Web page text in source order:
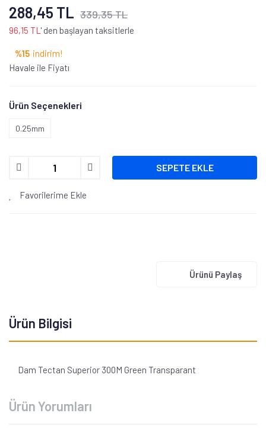
288,45 TL 339,35 TL
96,15 TL ' den başlayan taksitlerle
%15 indirim!
Havale ile Fiyatı
Ürün Seçenekleri
0.25mm
SEPETE EKLE
Favorilerime Ekle
Ürünü Paylaş
Ürün Bilgisi
Dam Tectan Superior 300M Green Transparant
Ürün Yorumları